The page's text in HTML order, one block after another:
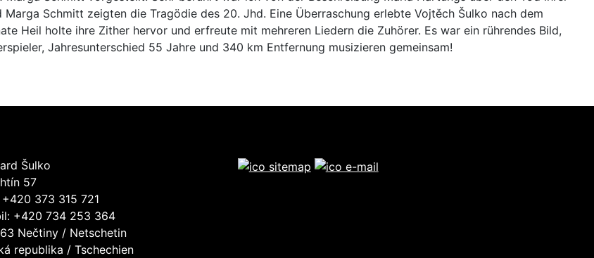
Schmitt zeigten die Tragödie des 20. Jhd. Eine Überraschung erlebte Vojtěch Šulko nach dem
Heil holte ihre Zither hervor und erfreute mit mehreren Liedern die Zuhörer. Es war ein rührendes Bild,
Jahresunterschied 55 Jahre und 340 km Entfernung musizieren gemeinsam!
Šulko
57
+420 373 315 721
+420 734 253 364
Nečtiny / Netschetin
republika / Tschechien